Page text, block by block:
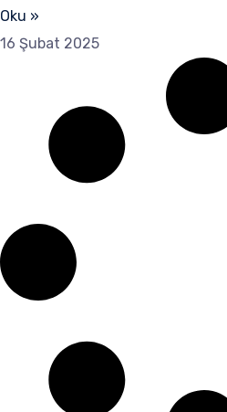
Oku »
16 Şubat 2025